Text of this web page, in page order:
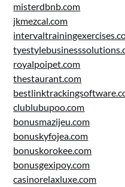
misterdbnb.com
jkmezcal.com
royalpoipet.com
thestaurant.com
clublubupoo.com
bonusmazijeu.com
bonuskyfojea.com
bonuskorokee.com
bonusgexipoy.com
casinorelaxluxe.com